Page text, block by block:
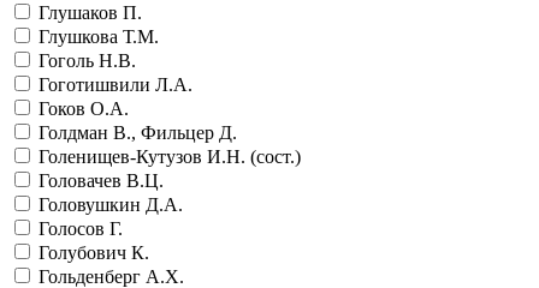
Глушаков П.
Глушкова Т.М.
Гоголь Н.В.
Гоготишвили Л.А.
Гоков О.А.
Голдман В., Фильцер Д.
Голенищев-Кутузов И.Н. (сост.)
Головачев В.Ц.
Головушкин Д.А.
Голосов Г.
Голубович К.
Гольденберг А.Х.